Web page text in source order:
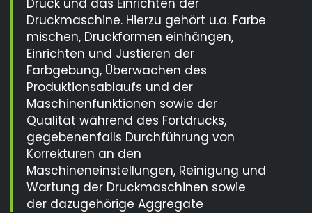
Druckmaschine. Hierzu gehört u.a. Farbe
mischen, Druckformen einhängen,
Einrichten und Justieren der
Farbgebung, Überwachen des
Produktionsablaufs und der
Maschinenfunktionen sowie der
Qualität während des Fortdrucks,
gegebenenfalls Durchführung von
Korrekturen an den
Maschineneinstellungen, Reinigung und
Wartung der Druckmaschinen sowie
der dazugehörige Aggregate